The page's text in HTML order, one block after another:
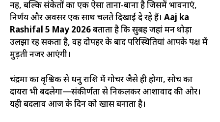
नहीं, बल्कि संकेतों का एक ऐसा ताना-बाना है जिसमें भावनाएं,
निर्णय और अवसर एक साथ चलते दिखाई दे रहे हैं। Aaj ka
Rashifal 5 May 2026बताता है कि सुबह जहां मन थोड़ा
उलझा रह सकता है, वहीं दोपहर के बाद परिस्थितियां आपके पक्ष में
मुड़ती नजर आएंगी।
चंद्रमा का वृश्चिक से धनु राशि में गोचर जैसे ही होगा, सोच का
दायरा भी बदलेगा—संकीर्णता से निकलकर आशावाद की ओर।
यही बदलाव आज के दिन को खास बनाता है।